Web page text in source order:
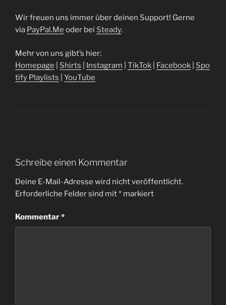
Wir freuen uns immer über deinen Support! Gerne
via PayPal.Me oder bei Steady.
Mehr von uns gibt’s hier:
Homepage
Shirts Instagram TikTok Facebook
Spo
tify Playlists
YouTube
Schreibe einen Kommentar
Deine E-Mail-Adresse wird nicht veröffentlicht.
Erforderliche Felder sind mit* markiert
Kommentar*